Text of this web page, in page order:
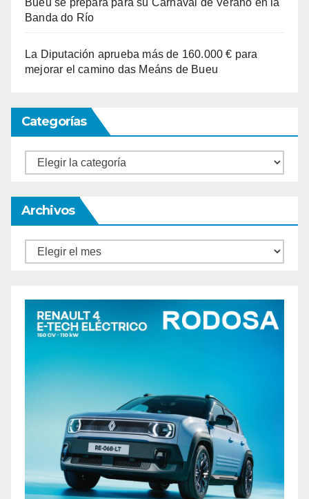
Banda do Río
La Diputación aprueba más de 160.000 € para
mejorar el camino das Meáns de Bueu
Categorías
Categorías
Archivos
Archivos